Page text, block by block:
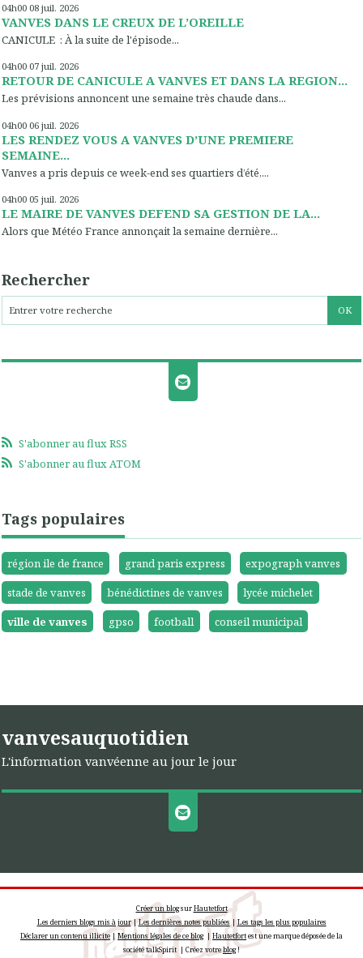
04h00 08 juil. 2026
VANVES DANS LE CREUX DE L’OREILLE
CANICULE : À la suite de l'épisode...
04h00 07 juil. 2026
RETOUR DE CANICULE A VANVES ET DANS LA REGION...
Les prévisions annoncent une semaine très chaude dans...
04h00 06 juil. 2026
LES RENDEZ VOUS A VANVES D’UNE PREMIERE
SEMAINE...
Vanves a pris depuis ce week-end ses quartiers d’été,...
04h00 05 juil. 2026
LE MAIRE DE VANVES DEFEND SA GESTION DE LA...
Alors que Météo France annonçait la semaine dernière...
Rechercher
S'abonner au flux RSS
S'abonner au flux ATOM
Tags populaires
région ile de france grand paris express
expograph vanves
stade de vanves
bénédictines de vanves
lycée michelet
ville de vanves
gpso football conseil municipal
vanvesauquotidien
L'information vanvéenne au jour le jour
Créer un blogsurHautetfort
Les derniers blogs mis à jour|Les dernières notes publiées |Les tags les plus populaires
Déclarer un contenu illicite|Mentions légales de ce blog| Hautetfortest une marque déposée de la
société talkSpirit | Créez votreblog!